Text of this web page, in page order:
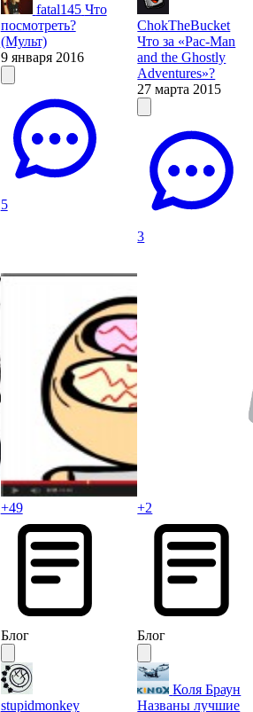
fatal145 Что
посмотреть?
(Мульт)
9 января 2016
5
ChokTheBucket
Что за «Pac-Man
and the Ghostly
Adventures»?
27 марта 2015
3
+49
Блог
stupidmonkey
+2
Блог
Коля Браун
Названы лучшие